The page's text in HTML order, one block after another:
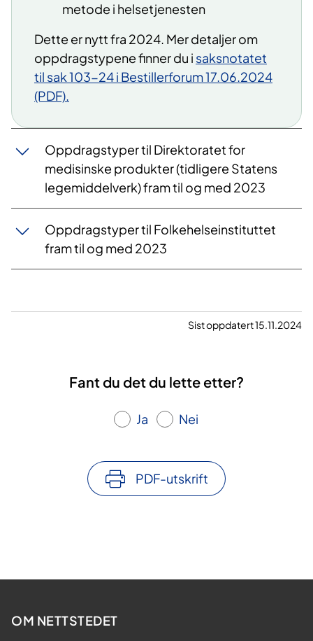
metode i helsetjenesten
Dette er nytt fra 2024. Mer detaljer om
oppdragstypene finner du i saksnotatet
til sak 103-24 i Bestillerforum 17.06.2024
(PDF).
Oppdragstyper til Direktoratet for
medisinske produkter (tidligere Statens
legemiddelverk) fram til og med 2023
Oppdragstyper til Folkehelseinstituttet
fram til og med 2023
Sist oppdatert 15.11.2024
Fant du det du lette etter?
Ja Nei
PDF-utskrift
OM NETTSTEDET